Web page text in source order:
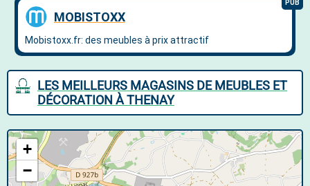
LES MEILLEURS MAGASINS DE MEUBLES ET
DÉCORATION À THENAY
+
−